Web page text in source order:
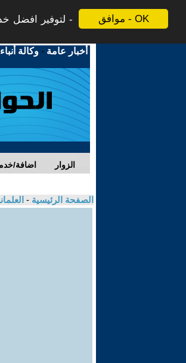
موافق - OK
لتوفير افضل
أخبار عامة -وكالة
اضافة/ الزوار
الصفحة الرئيسية -